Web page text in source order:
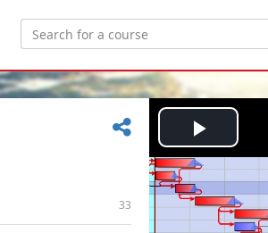
33
Play
Video